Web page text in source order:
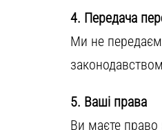
4. Передача
Ми не
5. Ваші права
Ви маєте право